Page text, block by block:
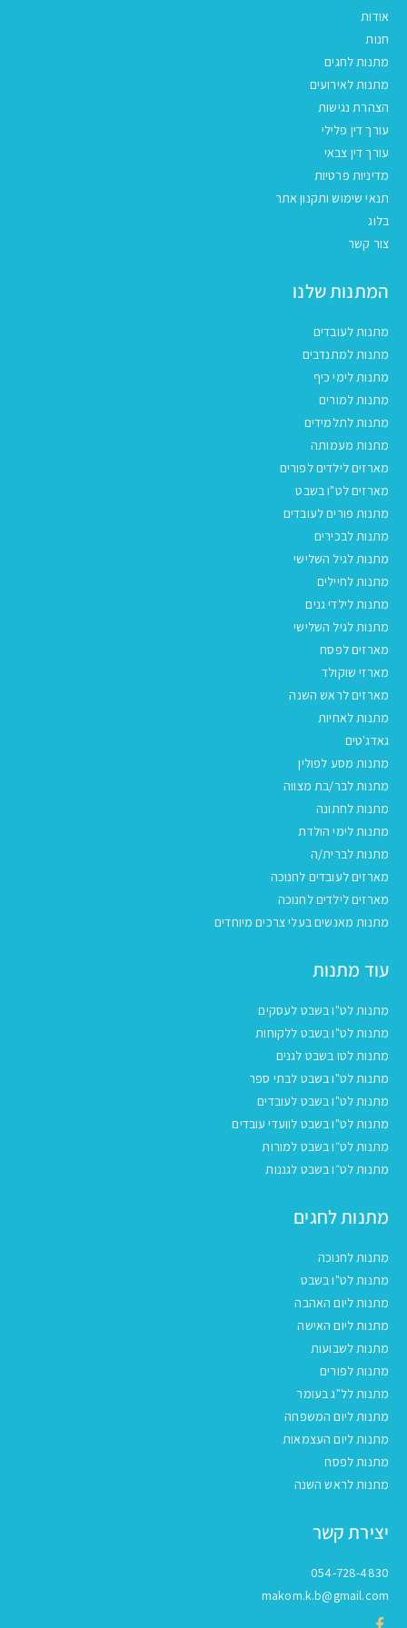
אודות
חנות
מתנות לחגים
מתנות לאירועים
הצהרת נגישות
עורך דין פלילי
עורך דין צבאי
מדיניות פרטיות
תנאי שימוש ותקנון אתר
בלוג
צור קשר
המתנות שלנו
מתנות לעובדים
מתנות למתנדבים
מתנות לימי כיף
מתנות למורים
מתנות לתלמידים
מתנות מעמותה
מארזים לילדים לפורים
מארזים לט"ו בשבט
מתנות פורים לעובדים
מתנות לבכירים
מתנות לגיל השלישי
מתנות לחיילים
מתנות לילדי גנים
מתנות לגיל השלישי
מארזים לפסח
מארזי שוקולד
מארזים לראש השנה
מתנות לאחיות
גאדג'טים
מתנות מסע לפולין
מתנות לבר/בת מצווה
מתנות לחתונה
מתנות לימי הולדת
מתנות לברית/ה
מארזים לעובדים לחנוכה
מארזים לילדים לחנוכה
מתנות מאנשים בעלי צרכים מיוחדים
עוד מתנות
מתנות לט"ו בשבט לעסקים
מתנות לט"ו בשבט ללקוחות
מתנות לטו בשבט לגנים
מתנות לט"ו בשבט לבתי ספר
מתנות לט"ו בשבט לעובדים
מתנות לט"ו בשבט לוועדי עובדים
מתנות לט״ו בשבט למורות
מתנות לט״ו בשבט לגננות
מתנות לחגים
מתנות לחנוכה
מתנות לט"ו בשבט
מתנות ליום האהבה
מתנות ליום האישה
מתנות לשבועות
מתנות לפורים
מתנות לל"ג בעומר
מתנות ליום המשפחה
מתנות ליום העצמאות
מתנות לפסח
מתנות לראש השנה
יצירת קשר
054-728-4830
makom.k.b@gmail.com